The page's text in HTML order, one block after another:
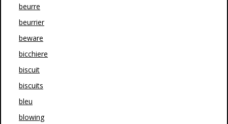
beurre
beurrier
beware
bicchiere
biscuit
biscuits
bleu
blowing